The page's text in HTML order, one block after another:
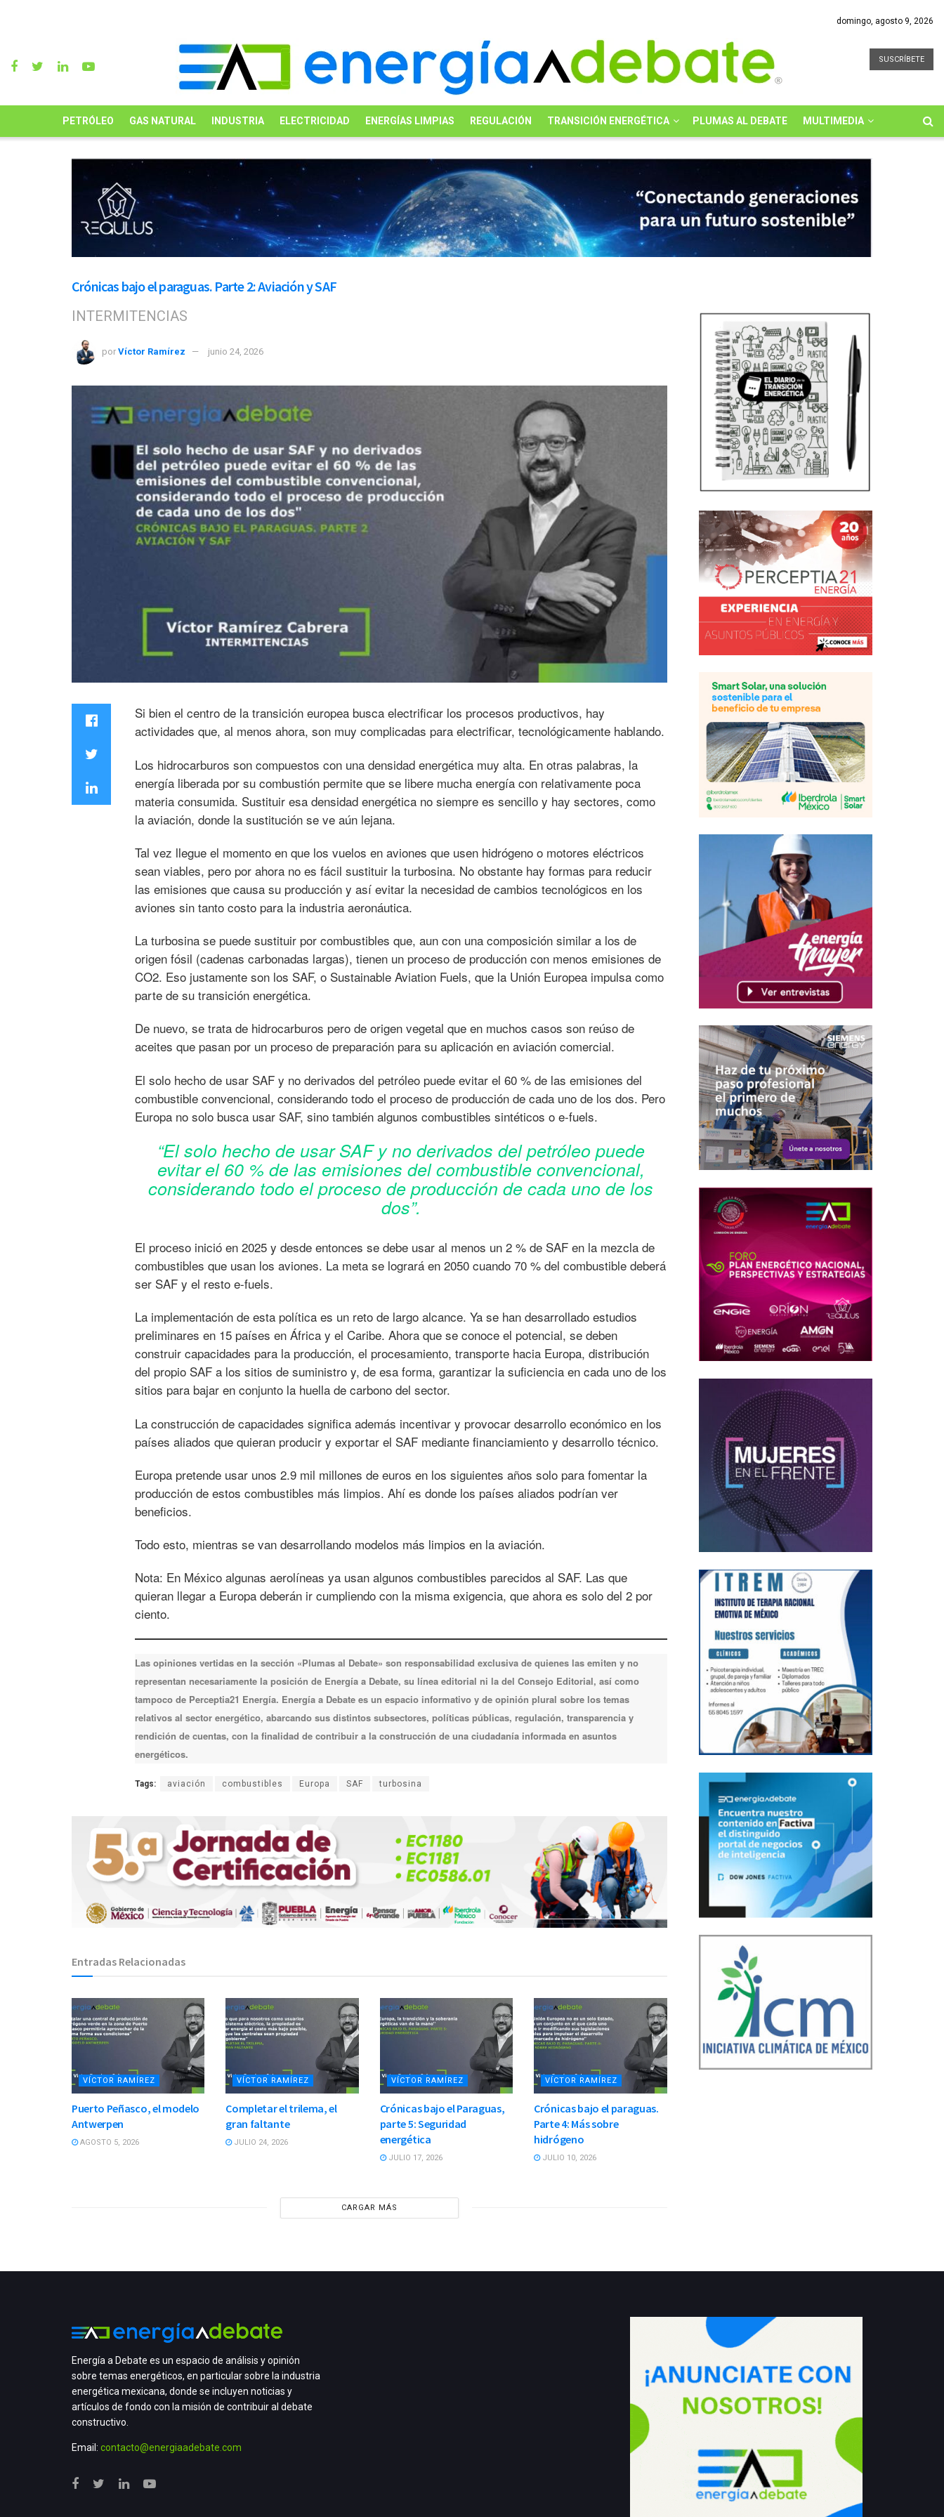
domingo, agosto 9, 2026
SUSCRÍBETE
PETRÓLEO GAS NATURAL INDUSTRIA ELECTRICIDAD ENERGÍAS LIMPIAS REGULACIÓN TRANSICIÓN ENERGÉTICA PLUMAS AL DEBATE MULTIMEDIA
Crónicas bajo el paraguas. Parte 2: Aviación y SAF
INTERMITENCIAS
por Víctor Ramírez junio 24, 2026
Si bien el centro de la transición europea busca electrificar los procesos productivos, hay
actividades que, al menos ahora, son muy complicadas para electrificar, tecnológicamente hablando.
Los hidrocarburos son compuestos con una densidad energética muy alta. En otras palabras, la
energía liberada por su combustión permite que se libere mucha energía con relativamente poca
materia consumida. Sustituir esa densidad energética no siempre es sencillo y hay sectores, como
la aviación, donde la sustitución se ve aún lejana.
Tal vez llegue el momento en que los vuelos en aviones que usen hidrógeno o motores eléctricos
sean viables, pero por ahora no es fácil sustituir la turbosina. No obstante hay formas para reducir
las emisiones que causa su producción y así evitar la necesidad de cambios tecnológicos en los
aviones sin tanto costo para la industria aeronáutica.
La turbosina se puede sustituir por combustibles que, aun con una composición similar a los de
origen fósil (cadenas carbonadas largas), tienen un proceso de producción con menos emisiones de
CO2. Eso justamente son los SAF, o Sustainable Aviation Fuels, que la Unión Europea impulsa como
parte de su transición energética.
De nuevo, se trata de hidrocarburos pero de origen vegetal que en muchos casos son reúso de
aceites que pasan por un proceso de preparación para su aplicación en aviación comercial.
El solo hecho de usar SAF y no derivados del petróleo puede evitar el 60 % de las emisiones del
combustible convencional, considerando todo el proceso de producción de cada uno de los dos. Pero
Europa no solo busca usar SAF, sino también algunos combustibles sintéticos o e-fuels.
“El solo hecho de usar SAF y no derivados del petróleo puede
evitar el 60 % de las emisiones del combustible convencional,
considerando todo el proceso de producción de cada uno de los
dos”.
El proceso inició en 2025 y desde entonces se debe usar al menos un 2 % de SAF en la mezcla de
combustibles que usan los aviones. La meta se logrará en 2050 cuando 70 % del combustible deberá
ser SAF y el resto e-fuels.
La implementación de esta política es un reto de largo alcance. Ya se han desarrollado estudios
preliminares en 15 países en África y el Caribe. Ahora que se conoce el potencial, se deben
construir capacidades para la producción, el procesamiento, transporte hacia Europa, distribución
del propio SAF a los sitios de suministro y, de esa forma, garantizar la suficiencia en cada uno de los
sitios para bajar en conjunto la huella de carbono del sector.
La construcción de capacidades significa además incentivar y provocar desarrollo económico en los
países aliados que quieran producir y exportar el SAF mediante financiamiento y desarrollo técnico.
Europa pretende usar unos 2.9 mil millones de euros en los siguientes años solo para fomentar la
producción de estos combustibles más limpios. Ahí es donde los países aliados podrían ver
beneficios.
Todo esto, mientras se van desarrollando modelos más limpios en la aviación.
Nota: En México algunas aerolíneas ya usan algunos combustibles parecidos al SAF. Las que
quieran llegar a Europa deberán ir cumpliendo con la misma exigencia, que ahora es solo del 2 por
ciento.
Las opiniones vertidas en la sección «Plumas al Debate» son responsabilidad exclusiva de quienes las emiten y no
representan necesariamente la posición de Energía a Debate, su línea editorial ni la del Consejo Editorial, así como
tampoco de Perceptia21 Energía. Energía a Debate es un espacio informativo y de opinión plural sobre los temas
relativos al sector energético, abarcando sus distintos subsectores, políticas públicas, regulación, transparencia y
rendición de cuentas, con la finalidad de contribuir a la construcción de una ciudadanía informada en asuntos
energéticos.
Tags: aviación combustibles Europa SAF turbosina
Entradas Relacionadas
VÍCTOR RAMÍREZ
Puerto Peñasco, el modelo
Antwerpen
AGOSTO 5, 2026
VÍCTOR RAMÍREZ
Completar el trilema, el
gran faltante
JULIO 24, 2026
VÍCTOR RAMÍREZ
Crónicas bajo el Paraguas,
parte 5: Seguridad
energética
JULIO 17, 2026
VÍCTOR RAMÍREZ
Crónicas bajo el paraguas.
Parte 4: Más sobre
hidrógeno
JULIO 10, 2026
CARGAR MÁS
Energía a Debate es un espacio de análisis y opinión
sobre temas energéticos, en particular sobre la industria
energética mexicana, donde se incluyen noticias y
artículos de fondo con la misión de contribuir al debate
constructivo.
Email: contacto@energiaadebate.com